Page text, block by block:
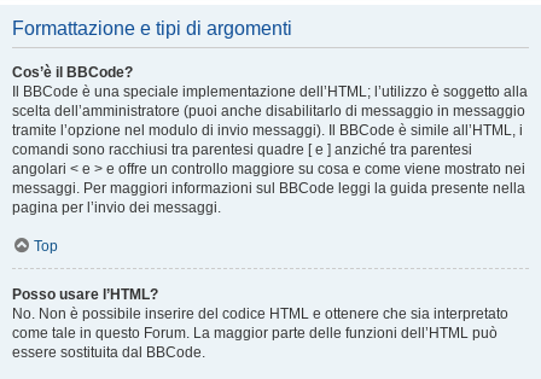
Formattazione e tipi di argomenti
Cos’è il BBCode?
Il BBCode è una speciale implementazione dell’HTML; l’utilizzo è soggetto alla
scelta dell’amministratore (puoi anche disabilitarlo di messaggio in messaggio
tramite l’opzione nel modulo di invio messaggi). Il BBCode è simile all’HTML, i
comandi sono racchiusi tra parentesi quadre [ e ] anziché tra parentesi
angolari < e > e offre un controllo maggiore su cosa e come viene mostrato nei
messaggi. Per maggiori informazioni sul BBCode leggi la guida presente nella
pagina per l’invio dei messaggi.
Top
Posso usare l’HTML?
No. Non è possibile inserire del codice HTML e ottenere che sia interpretato
come tale in questo Forum. La maggior parte delle funzioni dell’HTML può
essere sostituita dal BBCode.